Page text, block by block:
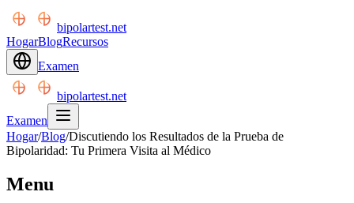
bipolartest.net
HogarBlogRecursos
Examen
bipolartest.net
Examen
Hogar/Blog/Discutiendo los Resultados de la Prueba de
Bipolaridad: Tu Primera Visita al Médico
Menu